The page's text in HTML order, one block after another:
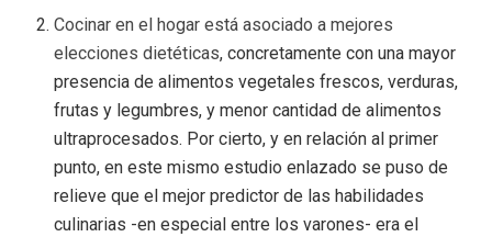
Cocinar en el hogar está asociado a mejores
elecciones dietéticas, concretamente con una mayor
presencia de alimentos vegetales frescos, verduras,
frutas y legumbres, y menor cantidad de alimentos
ultraprocesados. Por cierto, y en relación al primer
punto, en este mismo estudio enlazado se puso de
relieve que el mejor predictor de las habilidades
culinarias -en especial entre los varones- era el